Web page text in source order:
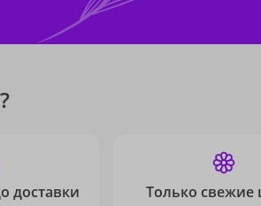
доставки Только свежие